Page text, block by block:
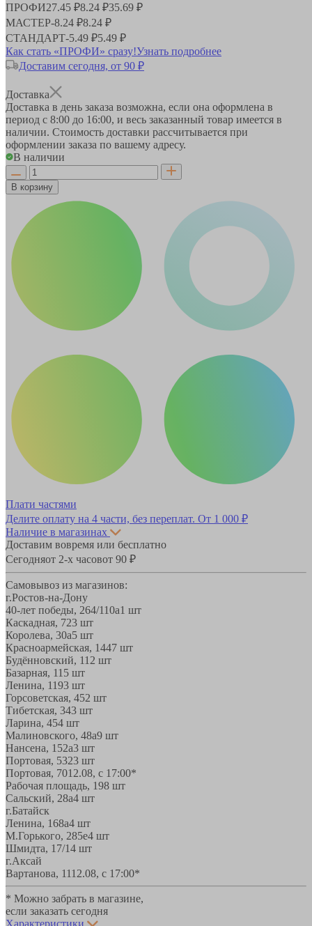
ПРОФИ27.45 ₽8.24 ₽35.69 ₽
МАСТЕР-8.24 ₽8.24 ₽
СТАНДАРТ-5.49 ₽5.49 ₽
Как стать «ПРОФИ» сразу!Узнать подробнее
Доставим сегодня, от 90 ₽
Доставка
Доставка в день заказа возможна, если она оформлена в
период с 8:00 до 16:00, и весь заказанный товар имеется в
наличии. Стоимость доставки рассчитывается при
оформлении заказа по вашему адресу.
В наличии
В корзину
Плати частями
Делите оплату на 4 части, без переплат. От 1 000 ₽
Наличие в магазинах
Доставим вовремя или бесплатно
Сегодняот 2-х часовот 90 ₽
Самовывоз из магазинов:
г.Ростов-на-Дону
40-лет победы, 264/110а1 шт
Каскадная, 723 шт
Королева, 30а5 шт
Красноармейская, 1447 шт
Будённовский, 11 2 шт
Базарная, 11 5 шт
Ленина, 1193 шт
Горсоветская, 452 шт
Тибетская, 343 шт
Ларина, 454 шт
Малиновского, 48а9 шт
Нансена, 152а3 шт
Портовая, 5323 шт
Портовая, 7012.08, с 17:00*
Рабочая площадь, 198 шт
Сальский, 28a4 шт
г.Батайск
Ленина, 168а4 шт
М.Горького, 285е4 шт
Шмидта, 17/14 шт
г.Аксай
Вартанова, 1112.08, с 17:00*
* Можно забрать в магазине,
если заказать сегодня
Характеристики